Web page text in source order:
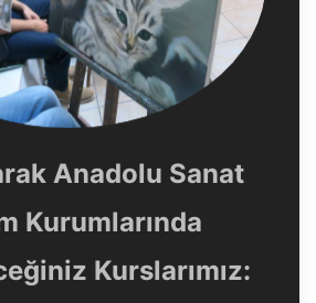
Anadolu Sanat
Kurumlarında
Kurslarımız: